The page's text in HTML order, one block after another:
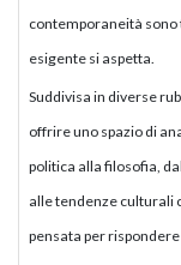
contemporaneità
esigente si aspetta.
Suddivisa in diverse
offrire uno spazio di
politica alla filosofia,
alle tendenze culturali
pensata per